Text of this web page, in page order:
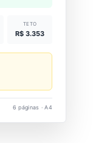
TETO
R$ 3.353
6 páginas · A4